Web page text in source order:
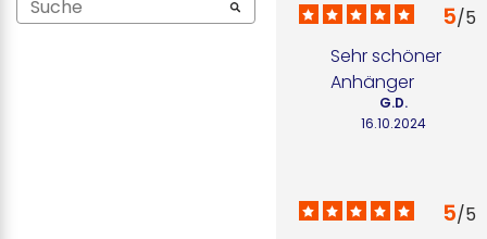
5/5
Sehr schöner
Anhänger
16.10.2024
G.D.
5/5